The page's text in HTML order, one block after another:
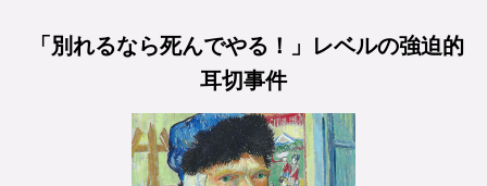
「別れるなら死んでやる！」レベルの強迫的
耳切事件